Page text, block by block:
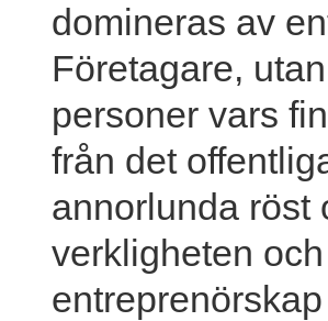
domineras av
Företagare,
personer vars
från det
annorlunda röst
verkligheten